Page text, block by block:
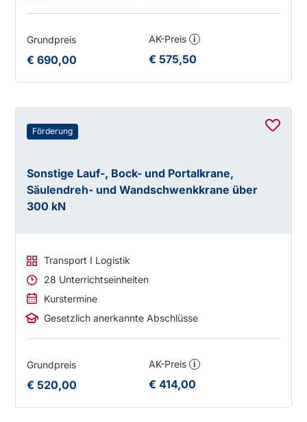
Grundpreis
€ 690,00
AK-Preis i
€ 575,50
Förderung
Sonstige Lauf-, Bock- und Portalkrane,
Säulendreh- und Wandschwenkkrane über
300 kN
Transport I Logistik
28 Unterrichtseinheiten
Kurstermine
Gesetzlich anerkannte Abschlüsse
Grundpreis
€ 520,00
AK-Preis i
€ 414,00